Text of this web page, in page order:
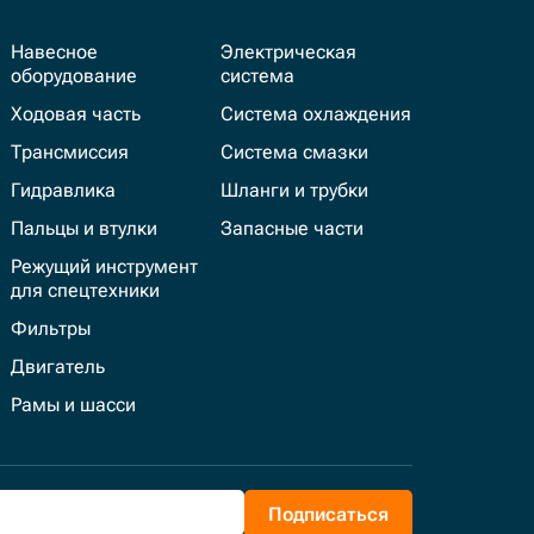
Навесное
оборудование
Ходовая часть
Трансмиссия
Гидравлика
Пальцы и втулки
Режущий инструмент
для спецтехники
Фильтры
Двигатель
Рамы и шасси
Электрическая
система
Система охлаждения
Система смазки
Шланги и трубки
Запасные части
Подписаться